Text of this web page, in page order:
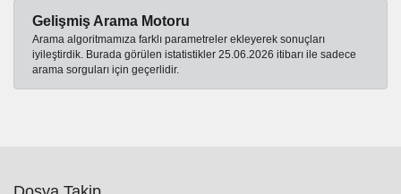
Gelişmiş Arama Motoru
Arama algoritmamıza farklı parametreler ekleyerek sonuçları
iyileştirdik. Burada görülen istatistikler 25.06.2026 itibarı ile sadece
arama sorguları için geçerlidir.